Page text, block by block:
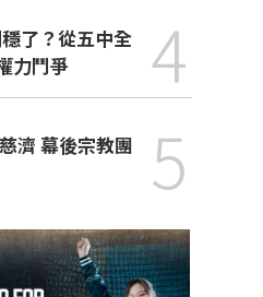
力鬥爭
4
濟 幕後宗教團
5